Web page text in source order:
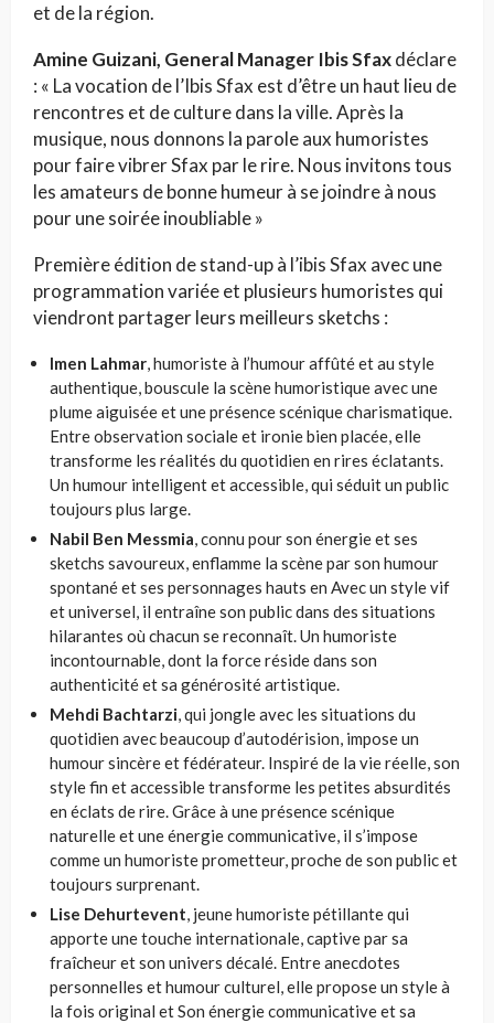
et de la région.
Amine Guizani, General Manager Ibis Sfaxdéclare
: « La vocation de l’Ibis Sfax est d’être un haut lieu de
rencontres et de culture dans la ville. Après la
musique, nous donnons la parole aux humoristes
pour faire vibrer Sfax par le rire. Nous invitons tous
les amateurs de bonne humeur à se joindre à nous
pour une soirée inoubliable »
Première édition de stand-up à l’ibis Sfax avec une
programmation variée et plusieurs humoristes qui
viendront partager leurs meilleurs sketchs :
Imen Lahmar, humoriste à l’humour affûté et au style
authentique, bouscule la scène humoristique avec une
plume aiguisée et une présence scénique charismatique.
Entre observation sociale et ironie bien placée, elle
transforme les réalités du quotidien en rires éclatants.
Un humour intelligent et accessible, qui séduit un public
toujours plus large.
Nabil Ben Messmia, connu pour son énergie et ses
sketchs savoureux, enflamme la scène par son humour
spontané et ses personnages hauts en Avec un style vif
et universel, il entraîne son public dans des situations
hilarantes où chacun se reconnaît. Un humoriste
incontournable, dont la force réside dans son
authenticité et sa générosité artistique.
Mehdi Bachtarzi, qui jongle avec les situations du
quotidien avec beaucoup d’autodérision, impose un
humour sincère et fédérateur. Inspiré de la vie réelle, son
style fin et accessible transforme les petites absurdités
en éclats de rire. Grâce à une présence scénique
naturelle et une énergie communicative, il s’impose
comme un humoriste prometteur, proche de son public et
toujours surprenant.
Lise Dehurtevent, jeune humoriste pétillante qui
apporte une touche internationale, captive par sa
fraîcheur et son univers décalé. Entre anecdotes
personnelles et humour culturel, elle propose un style à
la fois original et Son énergie communicative et sa